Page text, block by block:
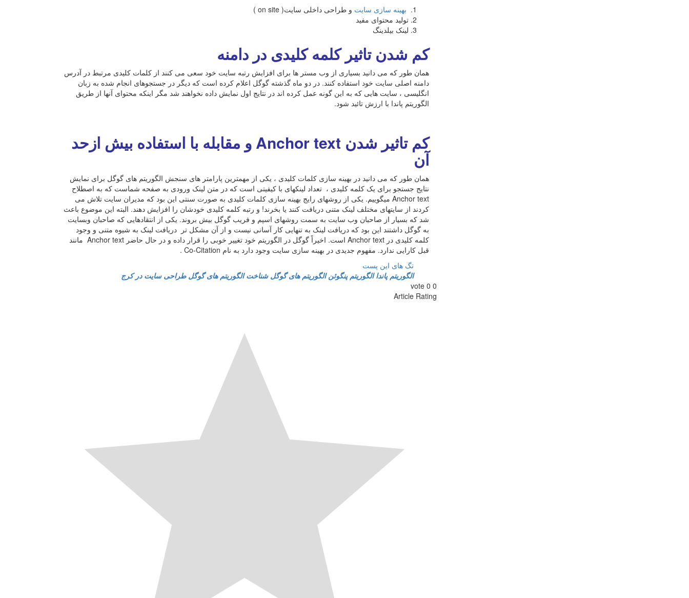
بهینه سازی سایت و طراحی داخلی سایت( on site )
تولید محتوای مفید
لینک بیلدینگ
کم شدن تاثیر کلمه کلیدی در دامنه
همان طور که می دانید بسیاری از وب مستر ها برای افزایش رتبه سایت خود سعی می کنند از کلمات کلیدی مرتبط در آدرس
دامنه اصلی سایت خود استفاده کنند. در دو ماه گذشته گوگل اعلام کرده است که دیگر در جستجوهای انجام شده به زبان
انگلیسی ، سایت هایی که به این گونه عمل کرده اند در نتایج اول نمایش داده نخواهند شد مگر اینکه محتوای آنها از طریق
الگوریتم پاندا با ارزش تائید شود.
کم تاثیر شدن Anchor text و مقابله با استفاده بیش ازحد
آن
همان طور که می دانید در بهینه سازی کلمات کلیدی ، یکی از مهمترین پارامتر های سنجش الگوریتم های گوگل برای نمایش
نتایج جستجو برای یک کلمه کلیدی ، تعداد لینکهای با کیفیتی است که در متن لینک ورودی به صفحه شماست که به اصطلاح
Anchor text میگوییم. یکی از روشهای رایج بهینه سازی کلمات کلیدی به صورت سنتی این بود که مدیران سایت تلاش می
کردند از سایتهای مختلف لینک متنی دریافت کنند یا بخرند! و رتبه کلمه کلیدی خودشان را افزایش دهند. البته این موضوع باعث
شد که بسیار از صاحبان وب سایت به سمت روشهای اسپم و فریب گوگل بیش بروند. یکی از انتقادهایی که صاحبان وبسایت
به گوگل داشتند این بود که دریافت لینک به تنهایی کار آسانی نیست و از آن مشکل تر دریافت لینک به شیوه متنی و وجود
کلمه کلیدی در Anchor text است. اخیراً گوگل در الگوریتم خود تغییر خوبی را قرار داده و در حال حاضر Anchor text مانند
قبل کارایی ندارد. مفهوم جدیدی در بهینه سازی سایت وجود دارد به نام Co-Citation .
تگ های این پست
الگوریتم پاندا الگوریتم پنگوئن الگوریتم های گوگل شناخت الگوریتم های گوگل طراحی سایت در کرج
0
0
vote
Article Rating